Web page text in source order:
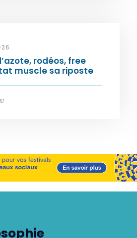
rodéos, free
muscle sa riposte